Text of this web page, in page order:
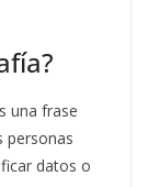
una frase
personas
datos o